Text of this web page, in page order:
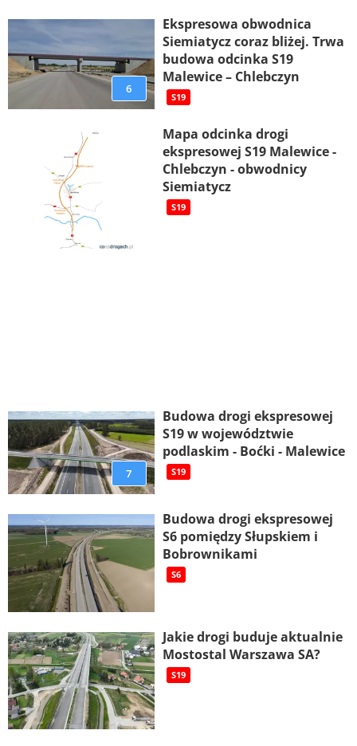
6
Ekspresowa obwodnica
Siemiatycz coraz bliżej. Trwa
budowa odcinka S19
Malewice – Chlebczyn
S19
Mapa odcinka drogi
ekspresowej S19 Malewice -
Chlebczyn - obwodnicy
Siemiatycz
S19
7
Budowa drogi ekspresowej
S19 w województwie
podlaskim - Boćki - Malewice
S19
Budowa drogi ekspresowej
S6 pomiędzy Słupskiem i
Bobrownikami
S6
Jakie drogi buduje aktualnie
Mostostal Warszawa SA?
S19